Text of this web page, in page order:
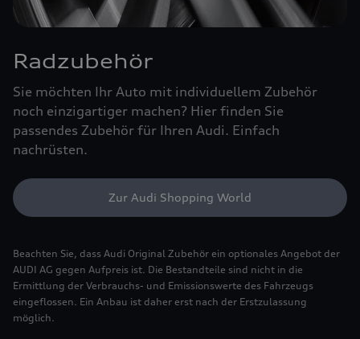
Radzubehör
Sie möchten Ihr Auto mit individuellem Zubehör
noch einzigartiger machen? Hier finden Sie
passendes Zubehör für Ihren Audi. Einfach
nachrüsten.
Zur Audi Shopping World
Beachten Sie, dass Audi Original Zubehör ein optionales Angebot der
AUDI AG gegen Aufpreis ist. Die Bestandteile sind nicht in die
Ermittlung der Verbrauchs- und Emissionswerte des Fahrzeugs
eingeflossen. Ein Anbau ist daher erst nach der Erstzulassung
möglich.